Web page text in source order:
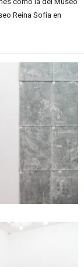
Reina Sofía en